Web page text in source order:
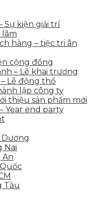
Sự kiện giải trí
lãm
hàng – tiệc tri ân
cộng đồng
– Lễ khai trương
Lễ động thổ
lập công ty
thiệu sản phẩm mới
Year end party
Nai
An
Tàu